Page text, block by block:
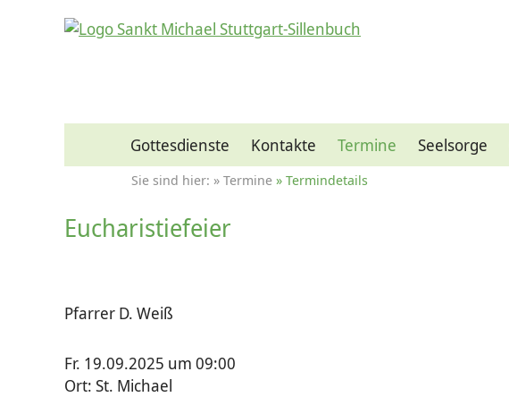
Gottesdienste Kontakte Termine Seelsorge
Termine Termindetails
Eucharistiefeier
Pfarrer D. Weiß
Fr. 19.09.2025 um 09:00
Ort: St. Michael